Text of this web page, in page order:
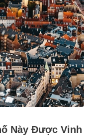
Này Được Vinh